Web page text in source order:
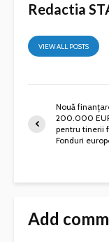
Redactia
VIEW ALL POSTS
Nouă
200.000
pentru tinerii
Fonduri
Add